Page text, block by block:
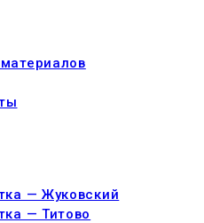
— Жуковский
— Титово